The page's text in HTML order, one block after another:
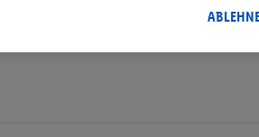
die Zusammenführung von Daten (z.B.
Informationen aus Ihrem Kundenkonto -
verschiedene Endgeräte und Lidl-Dienste